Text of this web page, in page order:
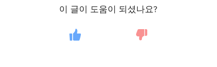
이 글이 도움이 되셨나요?